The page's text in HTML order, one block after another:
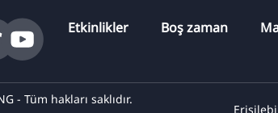
Etkinlikler Boş zaman
- Tüm hakları saklıdır.